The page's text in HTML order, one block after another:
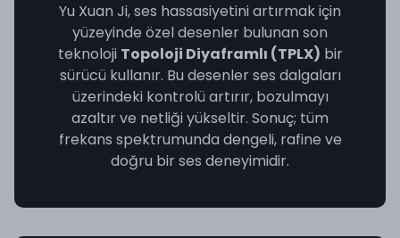
Yu Xuan Ji, ses hassasiyetini artırmak için
yüzeyinde özel desenler bulunan son
teknoloji Topoloji Diyaframlı (TPLX) bir
sürücü kullanır. Bu desenler ses dalgaları
üzerindeki kontrolü artırır, bozulmayı
azaltır ve netliği yükseltir. Sonuç; tüm
frekans spektrumunda dengeli, rafine ve
doğru bir ses deneyimidir.